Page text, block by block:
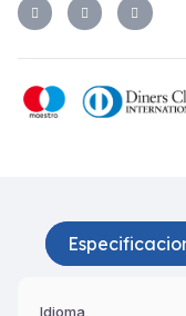
Idioma